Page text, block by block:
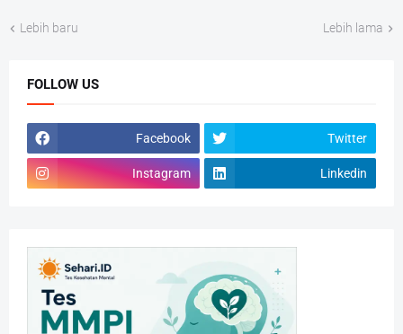
Lebih baru Lebih lama
FOLLOW US
Facebook Twitter
Instagram Linkedin